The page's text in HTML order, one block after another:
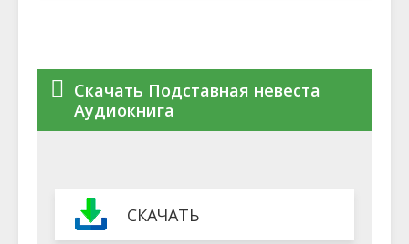
Скачать Подставная невеста
Аудиокнига
СКАЧАТЬ